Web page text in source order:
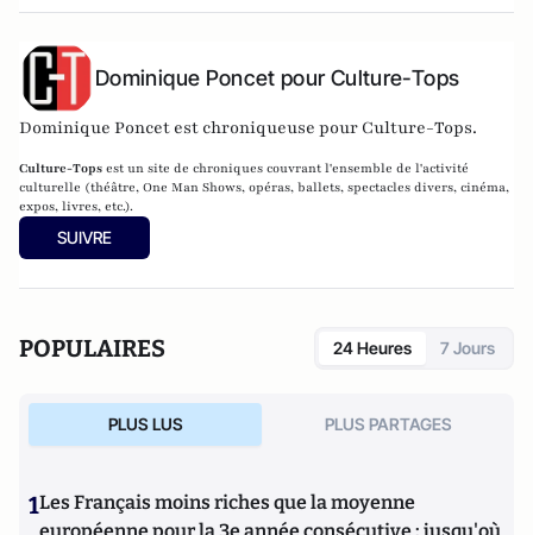
Dominique Poncet pour Culture-Tops
Dominique Poncet est chroniqueuse pour Culture-Tops.
Culture-Tops est un site de chroniques couvrant l'ensemble de l'activité
culturelle (théâtre, One Man Shows, opéras, ballets, spectacles divers, cinéma,
expos, livres, etc.).
SUIVRE
POPULAIRES 24 Heures 7 Jours
PLUS LUS PLUS PARTAGES
1Les Français moins riches que la moyenne